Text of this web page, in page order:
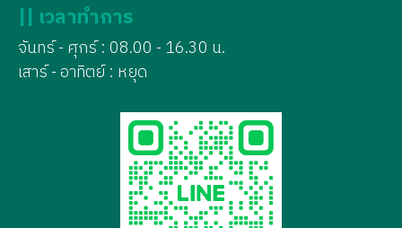
|| เวลาทำการ
จันทร์ - ศุกร์ : 08.00 - 16.30 น.
เสาร์ - อาทิตย์ : หยุด